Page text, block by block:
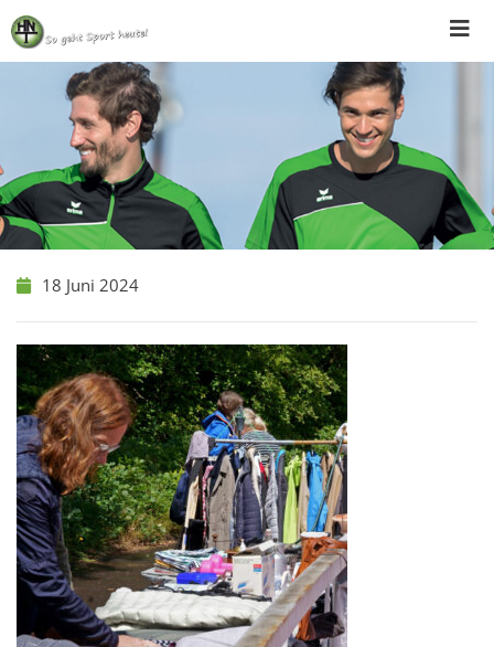
Skip
to
content
18 Juni 2024